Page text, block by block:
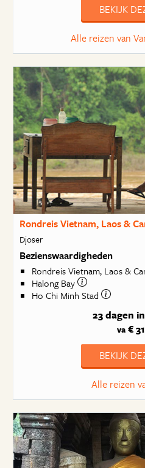
BEKIJK
Alle reizen van
Rondreis Vietnam, Laos &
Djoser
Bezienswaardigheden
Rondreis Vietnam, Laos &
Halong Bay
Ho Chi Minh Stad
23 dagen
va €
BEKIJK
Alle reizen